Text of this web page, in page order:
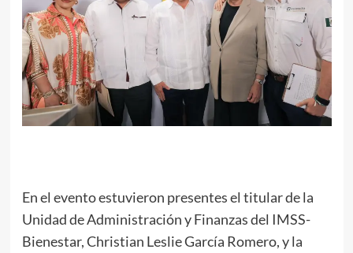
En el evento estuvieron presentes el titular de la
Unidad de Administración y Finanzas del IMSS-
Bienestar, Christian Leslie García Romero, y la